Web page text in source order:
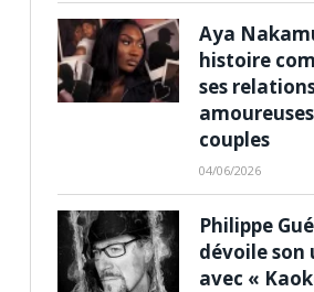
Aya
histoire
ses
couples
04/06/2026
Philippe
dévoile son
avec «